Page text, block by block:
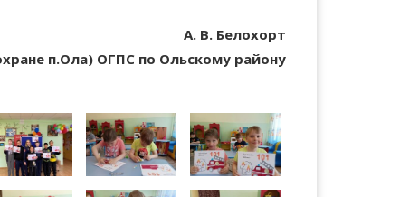
А. В. Белохорт
п.Ола) ОГПС по Ольскому району